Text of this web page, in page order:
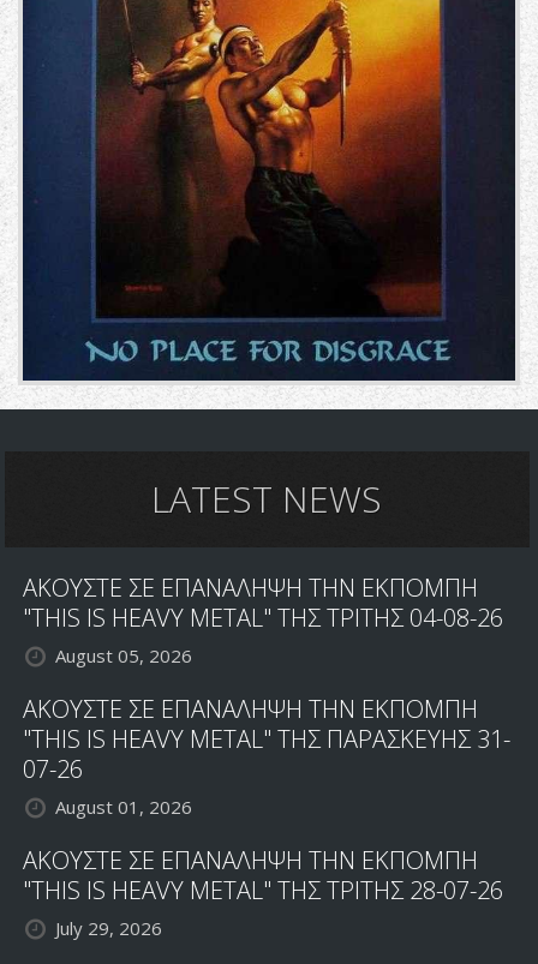
LATEST NEWS
ΑΚΟΥΣΤΕ ΣΕ ΕΠΑΝΑΛΗΨΗ ΤΗΝ ΕΚΠΟΜΠΗ
"THIS IS HEAVY METAL" ΤΗΣ ΤΡΙΤΗΣ 04-08-26
August 05, 2026
ΑΚΟΥΣΤΕ ΣΕ ΕΠΑΝΑΛΗΨΗ ΤΗΝ ΕΚΠΟΜΠΗ
"THIS IS HEAVY METAL" ΤΗΣ ΠΑΡΑΣΚΕΥΗΣ 31-
07-26
August 01, 2026
ΑΚΟΥΣΤΕ ΣΕ ΕΠΑΝΑΛΗΨΗ ΤΗΝ ΕΚΠΟΜΠΗ
"THIS IS HEAVY METAL" ΤΗΣ ΤΡΙΤΗΣ 28-07-26
July 29, 2026